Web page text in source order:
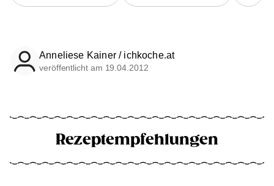
Anneliese Kainer / ichkoche.at
veröffentlicht am 19.04.2012
Rezeptempfehlungen